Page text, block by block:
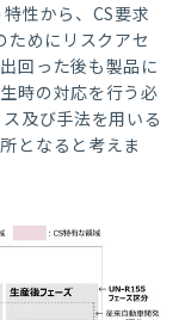
性から、CS要求
ためにリスクアセ
回った後も製品に
時の対応を行う必
及び手法を用いる
となると考えま